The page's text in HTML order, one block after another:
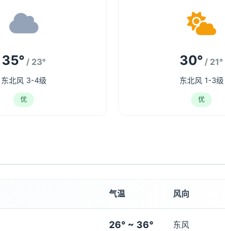
35° / 23°
东北风 3-4级
优
30° / 21°
东北风 1-3级
优
气温 风向
26° ~ 36° 东风